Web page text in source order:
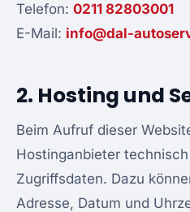
Telefon: 0211 82803001
E-Mail: info@dal-
2. Hosting und
Beim Aufruf dieser
Hostinganbieter
Zugriffsdaten. Dazu
Adresse, Datum und